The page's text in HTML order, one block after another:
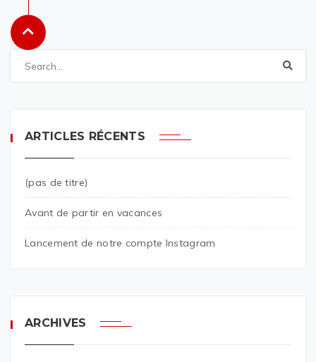
ARTICLES RÉCENTS
(pas de titre)
Avant de partir en vacances
Lancement de notre compte Instagram
ARCHIVES